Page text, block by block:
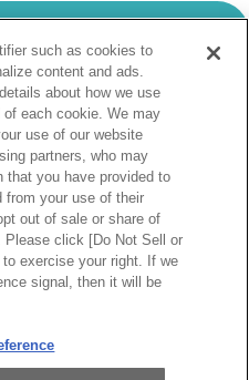
設定について
み
関係会社
ールディングス株式会社
such as cookies to
content and ads.
about how we use
each cookie. We may
use of our website
partners, who may
that you have provided to
from your use of their
out of sale or share of
Please click [Do Not Sell or
exercise your right. If we
signal, then it will be